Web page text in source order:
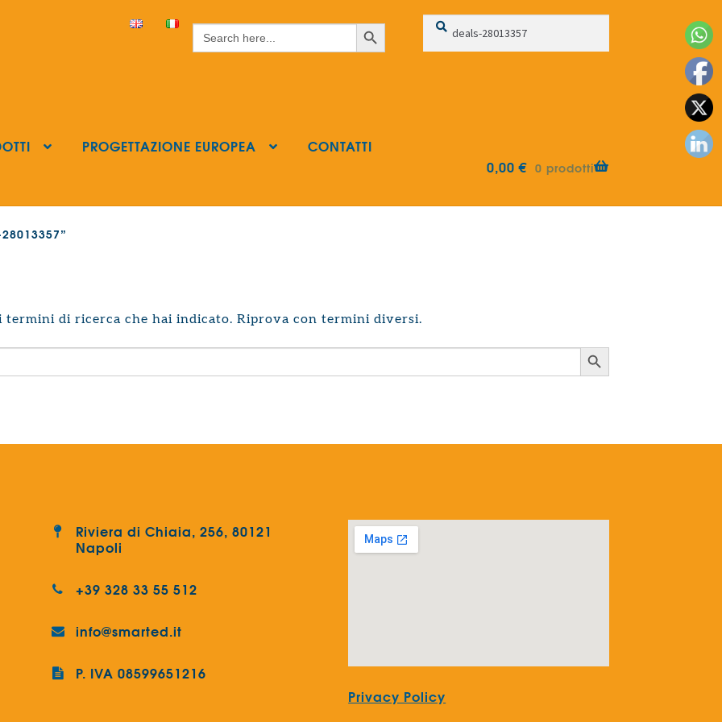
Search
for:
Search Button Cerca:
Cerca
PROGETTAZIONE EUROPEA
CONTATTI
0,00€ 0 prodotti
termini di ricerca che hai indicato. Riprova con termini diversi.
Search Button
Riviera di Chiaia, 256, 80121
Napoli
+39 328 33 55 512
info@smarted.it
P. IVA 08599651216
Privacy Policy